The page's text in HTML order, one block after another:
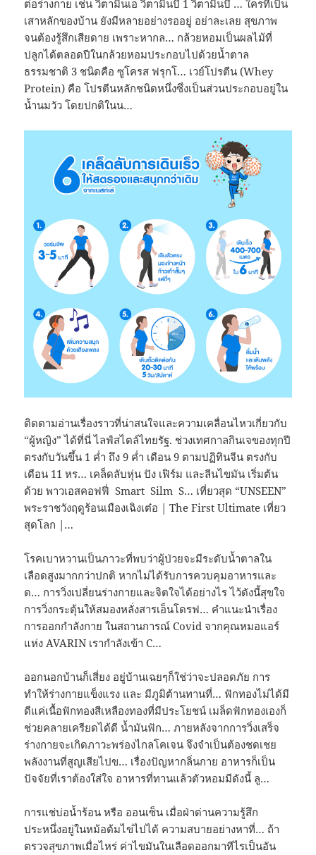
ต่อร่างกาย เช่น วิตามินเอ วิตามินบี 1 วิตามินบี … ใครที่เป็น
เสาหลักของบ้าน ยังมีหลายอย่างรออยู่ อย่าละเลย สุขภาพ
จนต้องรู้สึกเสียดาย เพราะหากล… กล้วยหอมเป็นผลไม้ที่
ปลูกได้ตลอดปีในกล้วยหอมประกอบไปด้วยน้ำตาล
ธรรมชาติ 3 ชนิดคือ ซูโครส ฟรุกโ… เวย์โปรตีน (Whey
Protein) คือ โปรตีนหลักชนิดหนึ่งซึ่งเป็นส่วนประกอบอยู่ใน
น้ำนมวัว โดยปกติในน…
ติดตามอ่านเรื่องราวที่น่าสนใจและความเคลื่อนไหวเกี่ยวกับ
“ผู้หญิง” ได้ที่นี่ ไลฟ์สไตล์ไทยรัฐ. ช่วงเทศกาลกินเจของทุกปี
ตรงกับวันขึ้น 1 ค่ำ ถึง 9 ค่ำ เดือน 9 ตามปฏิทินจีน ตรงกับ
เดือน 11 หร… เคล็ดลับหุ่น ปัง เฟิร์ม และลีนไขมัน เริ่มต้น
ด้วย พาวเอสคอฟฟี่ Smart Silm S… เที่ยวสุด “UNSEEN”
พระราชวังฤดูร้อนเมืองเฉิงเต๋อ | The First Ultimate เที่ยว
สุดโลก |…
โรคเบาหวานเป็นภาวะที่พบว่าผู้ป่วยจะมีระดับน้ำตาลใน
เลือดสูงมากกว่าปกติ หากไม่ได้รับการควบคุมอาหารและ
ด… การวิ่งเปลี่ยนร่างกายและจิตใจได้อย่างไร ไว้ดังนี้สุขใจ
การวิ่งกระตุ้นให้สมองหลั่งสารเอ็นโดรฟ… คำแนะนำเรื่อง
การออกกำลังกาย ในสถานการณ์ Covid จากคุณหมอแอร์
แห่ง AVARIN เรากำลังเข้า​ C…
ออกนอกบ้านก็เสี่ยง อยู่บ้านเฉยๆก็ใช่ว่าจะปลอดภัย การ
ทำให้ร่างกายแข็งแรง และ มีภูมิต้านทานที่… ฟักทองไม่ได้มี
ดีแค่เนื้อฟักทองสีเหลืองทองที่มีประโยชน์ เมล็ดฟักทองเองก็
ช่วยคลายเครียดได้ดี น้ำมันฟัก… ภายหลังจากการวิ่งเสร็จ
ร่างกายจะเกิดภาวะพร่องไกลโคเจน จึงจำเป็นต้องชดเชย
พลังงานที่สูญเสียไปข… เรื่องปัญหากลิ่นกาย อาหารก็เป็น
ปัจจัยที่เราต้องใส่ใจ อาหารที่ทานแล้วตัวหอมมีดังนี้ ลู…
การแช่บ่อน้ำร้อน หรือ ออนเซ็น เมื่อฝ่าด่านความรู้สึก
ประหนึ่งอยู่ในหม้อต้มไข่ไปได้ ความสบายอย่างหาที่… ถ้า
ตรวจสุขภาพเมื่อไหร่ ค่าไขมันในเลือดออกมาทีไรเป็นอัน